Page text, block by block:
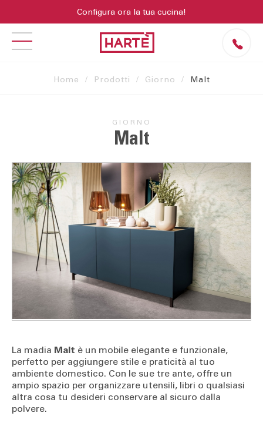
Configura ora la tua cucina!
Home Prodotti Giorno Malt
GIORNO
Malt
La madia Malt è un mobile elegante e funzionale,
perfetto per aggiungere stile e praticità al tuo
ambiente domestico. Con le sue tre ante, offre un
ampio spazio per organizzare utensili, libri o qualsiasi
altra cosa tu desideri conservare al sicuro dalla
polvere.